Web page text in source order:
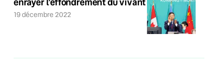
19 décembre 2022